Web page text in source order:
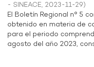
- SINEACE, 2023-11-29)
El Boletín Regional n° 5
obtenido en materia de
para el periodo
agosto del año 2023,